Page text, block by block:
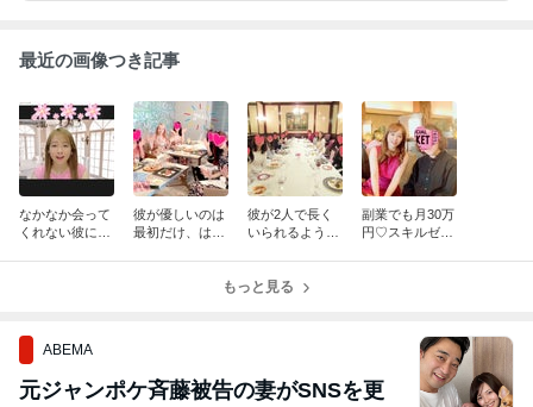
最近の画像つき記事
なかなか会って
くれない彼にい
彼が優しいのは
最初だけ、はど
彼が2人で長く
いられるように
なりました。
副業でも月30万
円♡スキルゼロ
もっと見る
ABEMA
元ジャンポケ斉藤被告の妻がSNSを更